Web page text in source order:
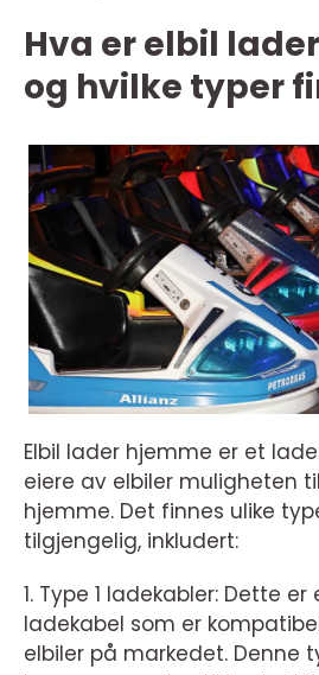
Hva er elbil
og hvilke typer
Elbil lader hjemme er et
eiere av elbiler muligheten
hjemme. Det finnes ulike
tilgjengelig, inkludert:
1. Type 1 ladekabler: Dette
ladekabel som er
elbiler på markedet. Denne